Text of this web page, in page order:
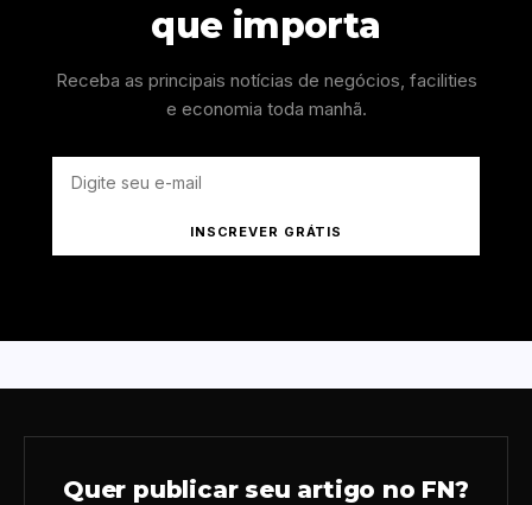
que importa
Receba as principais notícias de negócios, facilities
e economia toda manhã.
INSCREVER GRÁTIS
Quer publicar seu artigo no FN?